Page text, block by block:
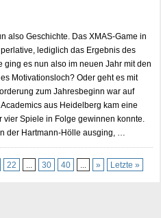
also Geschichte. Das XMAS-Game in
lediglich das Ergebnis des
es nun also im neuen Jahr mit den
Motivationsloch? Oder geht es mit
zum Jahresbeginn war auf
aus Heidelberg kam eine
Spiele in Folge gewinnen konnte.
der Hartmann-Hölle ausging, …
22 30 40 » Letzte »